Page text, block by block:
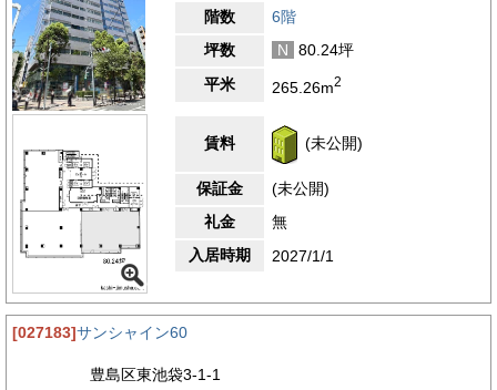
階数
6階
坪数
N
80.24坪
平米
265.26m2
賃料 (未公開)
保証金
(未公開)
礼金
無
入居時期
2027/1/1
[027183]サンシャイン60
豊島区東池袋3-1-1